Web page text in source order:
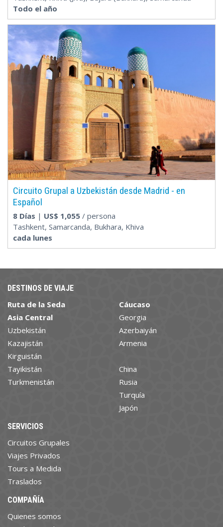
Todo el año
Circuito Grupal a Uzbekistán desde Madrid - en
Español
8 Días | US$ 1,055 / persona
Tashkent, Samarcanda, Bukhara, Khiva
cada lunes
DESTINOS DE VIAJE
Ruta de la Seda
Asia Central
Uzbekistán
Kazajistán
Kirguistán
Tayikistán
Turkmenistán
Cáucaso
Georgia
Azerbaiyán
Armenia
China
Rusia
Turquía
Japón
SERVICIOS
Circuitos Grupales
Viajes Privados
Tours a Medida
Traslados
COMPAÑÍA
Quienes somos